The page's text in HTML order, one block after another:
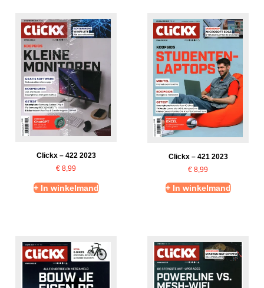
Clickx – 422 2023
€ 8,99
+ In winkelmand
Clickx – 421 2023
€ 8,99
+ In winkelmand